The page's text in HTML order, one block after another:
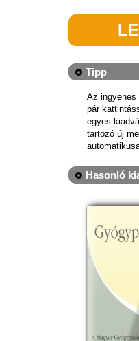
Tipp
Az ingyenes
pár
egyes
tartozó új
Hasonló